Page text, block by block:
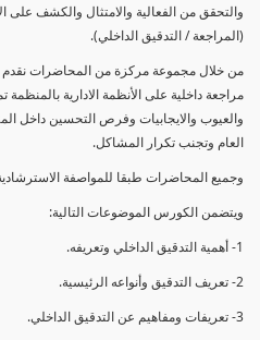
والتحقق من الفعالية والامتثال والكشف
(المراجعة / التدقيق الداخلي).
من خلال مجموعة مركزة من المحاضرات نقدم
مراجعة داخلية على الأنظمة الادارية
والعيوب والايجابيات وفرص التحسين داخل
العام وتجنب تكرار المشاكل.
وجميع المحاضرات طبقا للمواصفة الاسترشادية الأيزو
ويتضمن الكورس الموضوعات التالية:
1- أهمية التدقيق الداخلي وتعريفه.
2- تعريف التدقيق وأنواعه الرئيسية.
3- تعريفات ومفاهيم عن التدقيق الداخلي.